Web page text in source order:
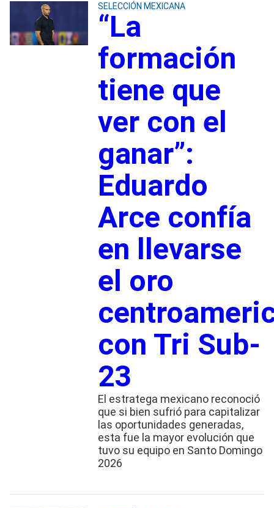
SELECCIÓN MEXICANA
“La
formación
tiene que
ver con el
ganar”:
Eduardo
Arce confía
en llevarse
el oro
con Tri Sub-
23
El estratega mexicano reconoció
que si bien sufrió para capitalizar
las oportunidades generadas,
esta fue la mayor evolución que
tuvo su equipo en Santo Domingo
2026